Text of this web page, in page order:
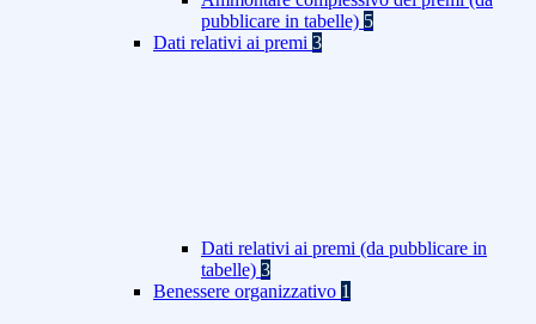
pubblicare in tabelle) 5
Dati relativi ai premi 3
Dati relativi ai premi (da pubblicare in
tabelle) 3
Benessere organizzativo 1